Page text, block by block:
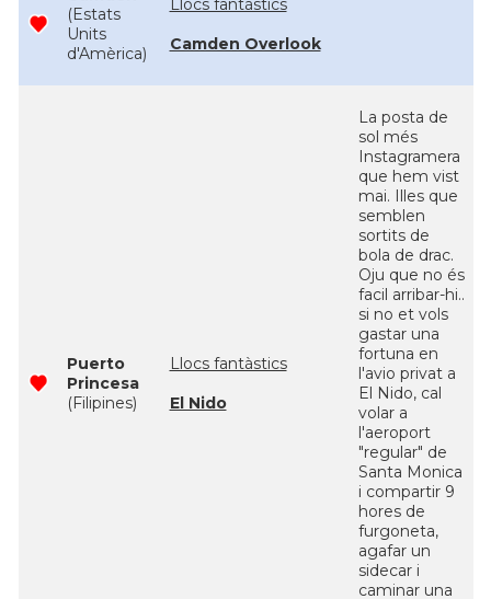
(Estats
Units
d'Amèrica)
Llocs fantàstics
Camden Overlook
Puerto
Princesa
(Filipines)
Llocs fantàstics
El Nido
La posta de
sol més
Instagramera
que hem vist
mai. Illes que
semblen
sortits de
bola de drac.
Oju que no és
facil arribar-hi..
si no et vols
gastar una
fortuna en
l'avio privat a
El Nido, cal
volar a
l'aeroport
"regular" de
Santa Monica
i compartir 9
hores de
furgoneta,
agafar un
sidecar i
caminar una